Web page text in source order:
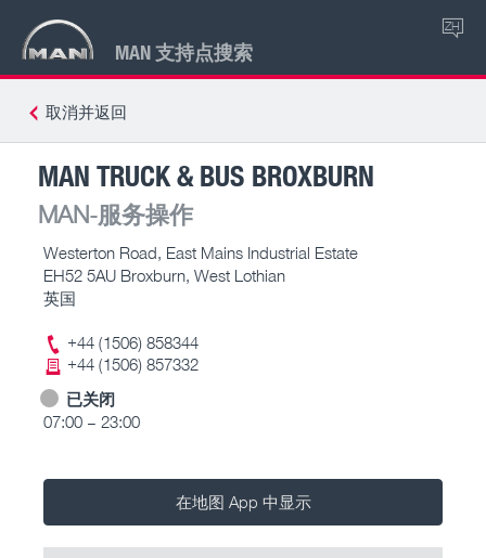
MAN 支持点搜索
ZH
取消并返回
MAN TRUCK & BUS BROXBURN
MAN-服务操作
Westerton Road, East Mains Industrial Estate
EH52 5AU Broxburn, West Lothian
英国
+44 (1506) 858344
+44 (1506) 857332
已关闭
07:00 – 23:00
在地图 App 中显示